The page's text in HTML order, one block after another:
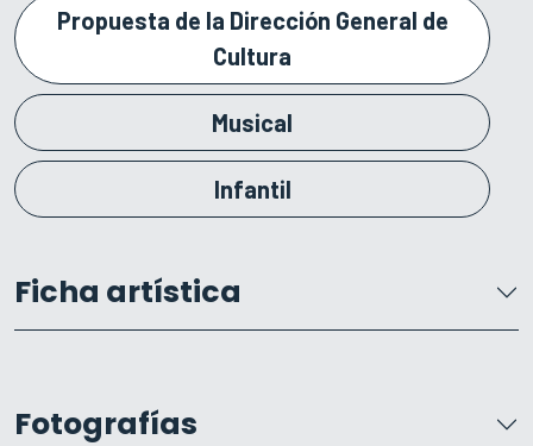
Propuesta de la Dirección General de
Cultura
Musical
Infantil
Ficha artística
Fotografías